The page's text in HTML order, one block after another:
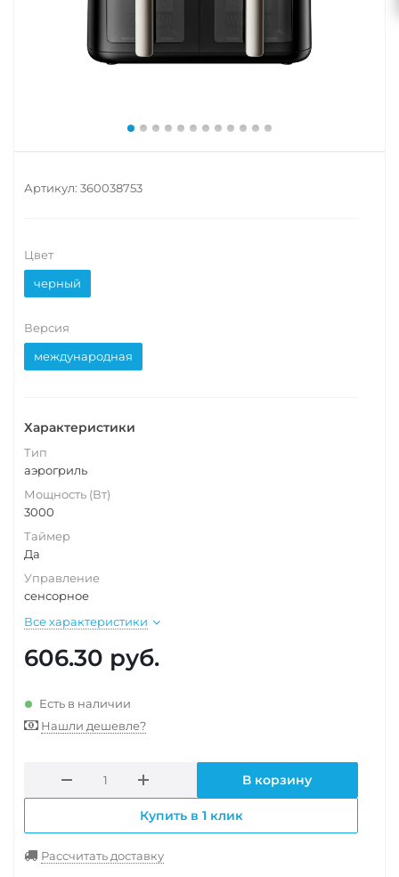
Артикул: 360038753
Цвет
черный
Версия
международная
Характеристики
Тип
аэрогриль
Мощность (Вт)
3000
Таймер
Да
Управление
сенсорное
Все характеристики
606.30 руб.
Есть в наличии
Нашли дешевле?
В корзину
Купить в 1 клик
Рассчитать доставку